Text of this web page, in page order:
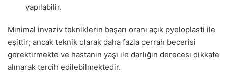
yapılabilir.
Minimal invaziv tekniklerin başarı oranı açık pyeloplasti ile
eşittir; ancak teknik olarak daha fazla cerrah becerisi
gerektirmekte ve hastanın yaşı ile darlığın derecesi dikkate
alınarak tercih edilebilmektedir.